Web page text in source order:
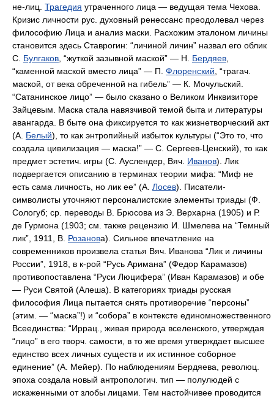
не-лиц. Трагедия утраченного лица — ведущая тема Чехова.
Кризис личности рус. духовный ренессанс преодолевал через
философию Лица и анализ маски. Расхожим эталоном личины
становится здесь Ставрогин: “личиной личин” назвал его облик
С. Булгаков , “жуткой зазывной маской” — Н. Бердяев
“каменной маской вместо лица” — П. Флоренский , “трагач.
маской, от века обреченной на гибель” — К. Мочульский.
“Сатанинское лицо” — было сказано о Великом Инквизиторе
Зайцевым. Маска стала навязчивой темой быта и литературы
авангарда. В быте она фиксируется то как жизнетворческий акт
(А. Белый), то как энтропийный избыток культуры (“Это то, что
создала цивилизация — маска!” — С. Сергеев-Ценский), то как
предмет эстетич. игры (С. Ауслендер, Вяч. Иванов). Лик
подвергается описанию в терминах теории мифа: “Миф не
есть сама личность, но лик ее” (А. Лосев). Писатели-
символисты уточняют персоналистские элементы триады (Ф.
Сологуб; ср. переводы В. Брюсова из Э. Верхарна (1905) и Р.
де Гурмона (1903; см. также рецензию И. Шмелева на “Темный
лик”, 1911, В. Розанова). Сильное впечатление на
современников произвела статья Вяч. Иванова “Лик и личины
России”, 1918, в к-рой “Русь Аримана” (Федор Карамазов)
противопоставлена “Руси Люцифера” (Иван Карамазов) и обе
— Руси Святой (Алеша). В категориях триады русская
философия Лица пытается снять противоречие “персоны”
(этим. — “маска”!) и “собора” в контексте единомножественного
Всеединства: “Иррац., живая природа вселенского, утверждая
“лицо” в его творч. самости, в то же время утверждает высшее
единство всех личных существ и их истинное соборное
единение” (А. Мейер). По наблюдениям Бердяева, революц.
эпоха создала новый антропологич. тип — полулюдей с
искаженными от злобы лицами. Тем настойчивее проводится